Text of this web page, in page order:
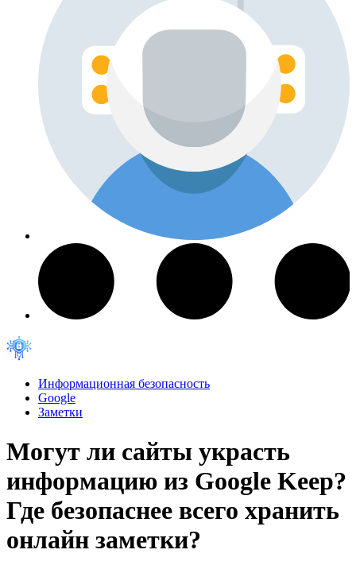
Информационная безопасность
Google
Заметки
Могут ли сайты украсть
информацию из Google Keep?
Где безопаснее всего хранить
онлайн заметки?